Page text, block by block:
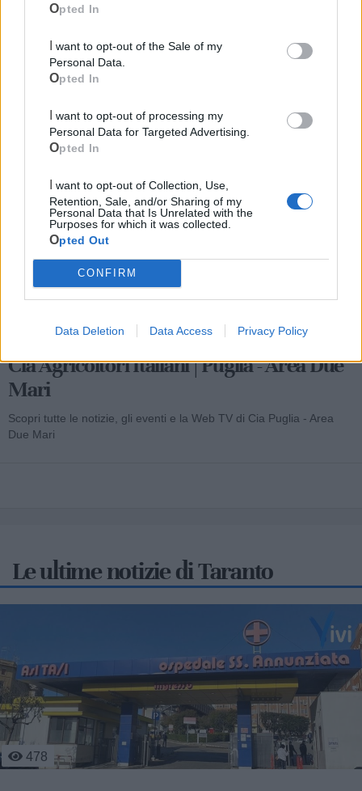
Opted In
Personal Data.
Opted In
Personal Data for Targeted Advertising.
Opted In
Retention, Sale, and/or Sharing of my
Personal Data that Is Unrelated with the
Purposes for which it was collected.
Opted Out
CONFIRM
Data Deletion Data Access Privacy Policy
Mondo CIA
Cia Agricoltori Italiani | Puglia - Area Due
Mari
Scopri tutte le notizie, gli eventi e la Web TV di Cia Puglia - Area
Due Mari
Le ultime notizie di Taranto
478